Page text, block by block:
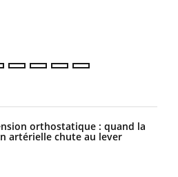
orthostatique : quand la
artérielle chute au lever